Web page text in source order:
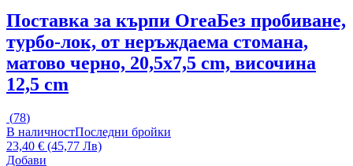
Поставка за кърпи OreaБез пробиване,
турбо-лок, от неръждаема стомана,
матово черно, 20,5x7,5 cm, височина
12,5 cm
(78)
В наличностПоследни бройки
23,40 € (45,77 Лв)
Добави